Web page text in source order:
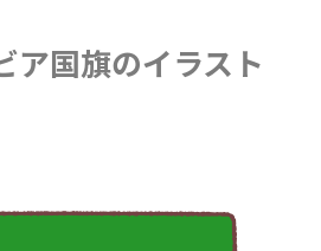
ア国旗のイラスト